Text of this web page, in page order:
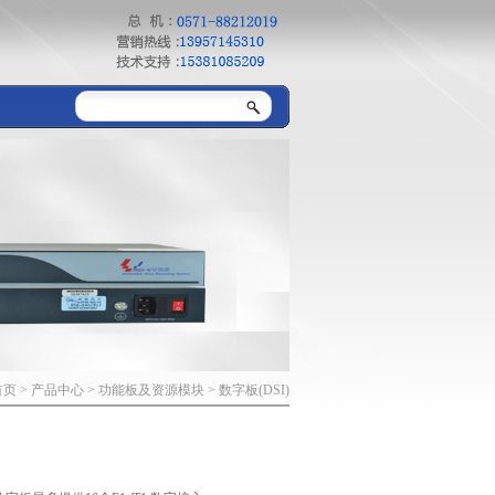
页 > 产品中心 > 功能板及资源模块 > 数字板(DSI)